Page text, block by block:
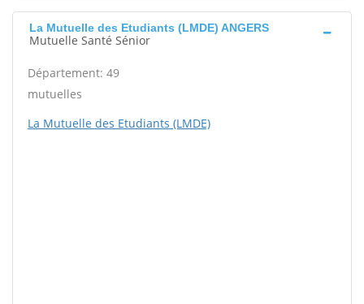
La Mutuelle des Etudiants (LMDE) ANGERS
Mutuelle Santé Sénior
Département: 49
mutuelles
La Mutuelle des Etudiants (LMDE)